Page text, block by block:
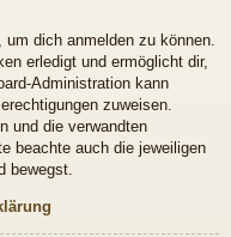
dich anmelden zu können.
erledigt und ermöglicht dir,
Administration kann
zuweisen.
und die verwandten
beachte auch die jeweiligen
bewegst.